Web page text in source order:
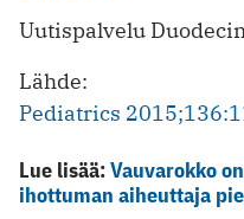
Uutispalvelu
Lähde:
Pediatrics
Lue lisää:Vauvarokko
ihottuman aiheuttaja